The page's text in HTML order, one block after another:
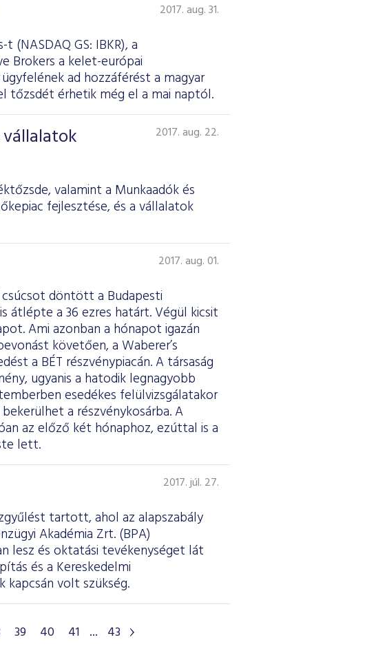
2017. aug. 31.
GS: IBKR), a
Brokers a kelet-európai
ad hozzáférést a magyar
tőzsdét érhetik még el a mai naptól.
vállalatok
2017. aug. 22.
valamint a Munkaadók és
fejlesztése, és a vállalatok
2017. aug. 01.
döntött a Budapesti
átlépte a 36 ezres határt. Végül kicsit
Ami azonban a hónapot igazán
követően, a Waberer’s
a BÉT részvénypiacán. A társaság
ugyanis a hatodik legnagyobb
esedékes felülvizsgálatakor
a részvénykosárba. A
az előző két hónaphoz, ezúttal is a
lett.
2017. júl. 27.
tartott, ahol az alapszabály
Akadémia Zrt. (BPA)
lesz és oktatási tevékenységet lát
és a Kereskedelmi
volt szükség.
39 40 41 ... 43